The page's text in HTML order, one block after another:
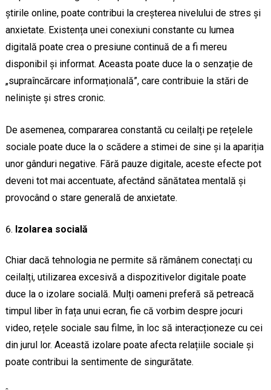
știrile online, poate contribui la creșterea nivelului de stres și
anxietate. Existența unei conexiuni constante cu lumea
digitală poate crea o presiune continuă de a fi mereu
disponibil și informat. Aceasta poate duce la o senzație de
„supraîncărcare informațională”, care contribuie la stări de
neliniște și stres cronic.
De asemenea, compararea constantă cu ceilalți pe rețelele
sociale poate duce la o scădere a stimei de sine și la apariția
unor gânduri negative. Fără pauze digitale, aceste efecte pot
deveni tot mai accentuate, afectând sănătatea mentală și
provocând o stare generală de anxietate.
Izolarea socială
Chiar dacă tehnologia ne permite să rămânem conectați cu
ceilalți, utilizarea excesivă a dispozitivelor digitale poate
duce la o izolare socială. Mulți oameni preferă să petreacă
timpul liber în fața unui ecran, fie că vorbim despre jocuri
video, rețele sociale sau filme, în loc să interacționeze cu cei
din jurul lor. Această izolare poate afecta relațiile sociale și
poate contribui la sentimente de singurătate.